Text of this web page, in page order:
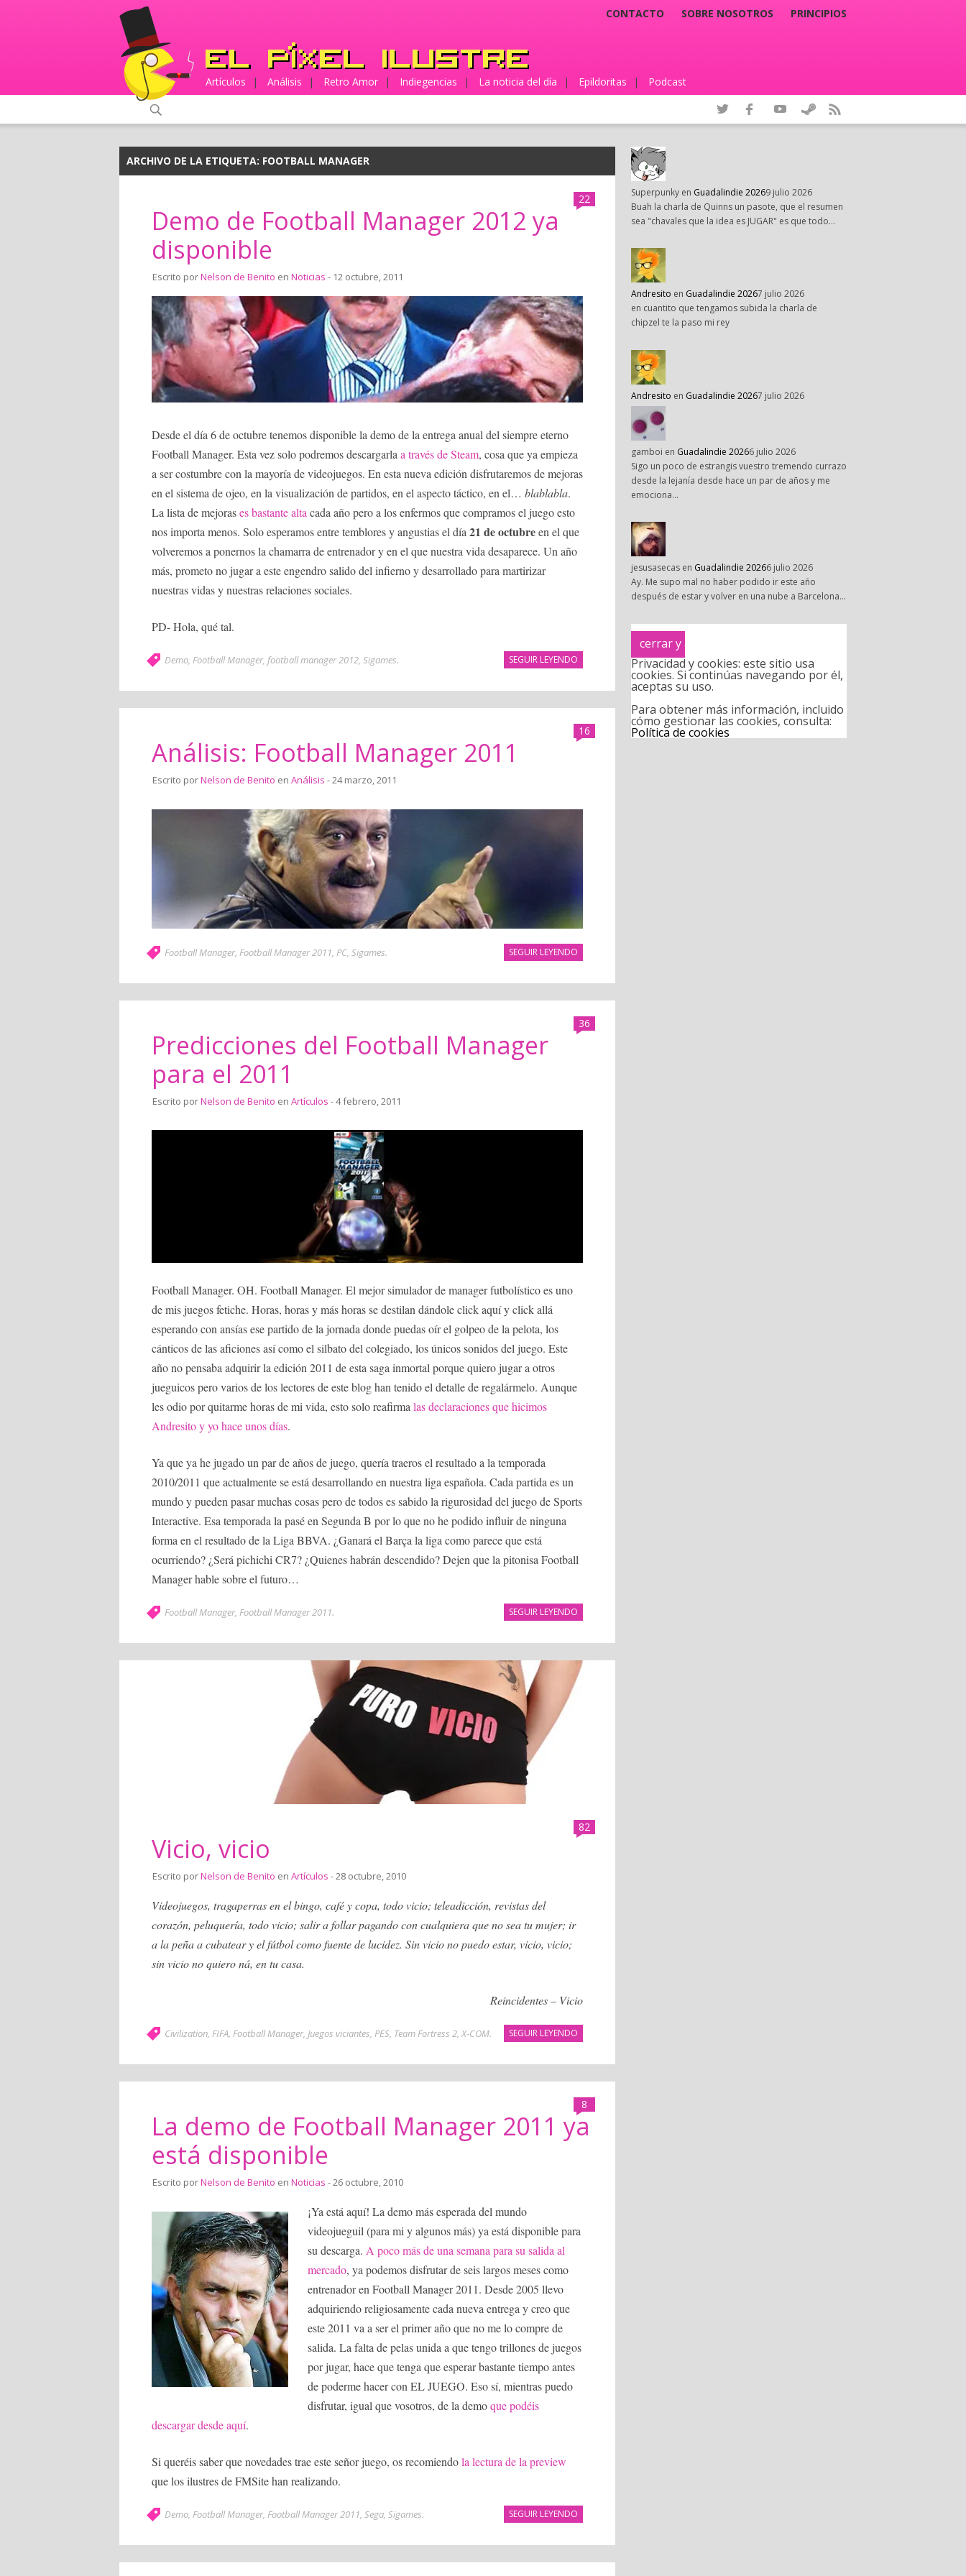
CONTACTO SOBRE NOSOTROS PRINCIPIOS
Artículos | Análisis | Retro Amor | Indiegencias | La noticia del día | Epildoritas | Podcast
ARCHIVO DE LA ETIQUETA: FOOTBALL MANAGER
22
Demo de Football Manager 2012 ya
disponible
Escrito porNelson de Benito en Noticias - 12 octubre, 2011
Desde el día 6 de octubre tenemos disponible la demo de la entrega anual del siempre eterno
Football Manager. Esta vez solo podremos descargarla a través de Steam, cosa que ya empieza
a ser costumbre con la mayoría de videojuegos. En esta nueva edición disfrutaremos de mejoras
en el sistema de ojeo, en la visualización de partidos, en el aspecto táctico, en el… blablabla.
La lista de mejorases bastante alta cada año pero a los enfermos que compramos el juego esto
nos importa menos. Solo esperamos entre temblores y angustias el día 21 de octubreen el que
volveremos a ponernos la chamarra de entrenador y en el que nuestra vida desaparece. Un año
más, prometo no jugar a este engendro salido del infierno y desarrollado para martirizar
nuestras vidas y nuestras relaciones sociales.
PD- Hola, qué tal.
SEGUIR LEYENDO
Demo, Football Manager, football manager 2012, Sigames.
16
Análisis: Football Manager 2011
Escrito porNelson de Benito en Análisis - 24 marzo, 2011
SEGUIR LEYENDO
Football Manager, Football Manager 2011, PC, Sigames.
36
Predicciones del Football Manager
para el 2011
Escrito porNelson de Benito en Artículos - 4 febrero, 2011
Football Manager. OH. Football Manager. El mejor simulador de manager futbolístico es uno
de mis juegos fetiche. Horas, horas y más horas se destilan dándole click aquí y click allá
esperando con ansías ese partido de la jornada donde puedas oír el golpeo de la pelota, los
cánticos de las aficiones así como el silbato del colegiado, los únicos sonidos del juego. Este
año no pensaba adquirir la edición 2011 de esta saga inmortal porque quiero jugar a otros
jueguicos pero varios de los lectores de este blog han tenido el detalle de regalármelo. Aunque
les odio por quitarme horas de mi vida, esto solo reafirma las declaraciones que hicimos
Andresito y yo hace unos días.
Ya que ya he jugado un par de años de juego, quería traeros el resultado a la temporada
2010/2011 que actualmente se está desarrollando en nuestra liga española. Cada partida es un
mundo y pueden pasar muchas cosas pero de todos es sabido la rigurosidad del juego de Sports
Interactive. Esa temporada la pasé en Segunda B por lo que no he podido influir de ninguna
forma en el resultado de la Liga BBVA. ¿Ganará el Barça la liga como parece que está
ocurriendo? ¿Será pichichi CR7? ¿Quienes habrán descendido? Dejen que la pitonisa Football
Manager hable sobre el futuro…
SEGUIR LEYENDO
Football Manager, Football Manager 2011.
82
Vicio, vicio
Escrito porNelson de Benito en Artículos - 28 octubre, 2010
Videojuegos, tragaperras en el bingo, café y copa, todo vicio; teleadicción, revistas del
corazón, peluquería, todo vicio; salir a follar pagando con cualquiera que no sea tu mujer; ir
a la peña a cubatear y el fútbol como fuente de lucidez. Sin vicio no puedo estar, vicio, vicio;
sin vicio no quiero ná, en tu casa.
Reincidentes – Vicio
SEGUIR LEYENDO
Civilization, FIFA, Football Manager, Juegos viciantes, PES, Team Fortress 2,X-COM.
8
La demo de Football Manager 2011 ya
está disponible
Escrito porNelson de Benito en Noticias - 26 octubre, 2010
¡Ya está aquí! La demo más esperada del mundo
videojueguil (para mi y algunos más) ya está disponible para
su descarga. A poco más de una semana para su salida al
mercado, ya podemos disfrutar de seis largos meses como
entrenador en Football Manager 2011. Desde 2005 llevo
adquiriendo religiosamente cada nueva entrega y creo que
este 2011 va a ser el primer año que no me lo compre de
salida. La falta de pelas unida a que tengo trillones de juegos
por jugar, hace que tenga que esperar bastante tiempo antes
de poderme hacer con EL JUEGO. Eso sí, mientras puedo
disfrutar, igual que vosotros, de la demoque podéis
descargar desde aquí.
Si queréis saber que novedades trae este señor juego, os recomiendola lectura de la preview
que los ilustres de FMSite han realizando.
SEGUIR LEYENDO
Demo, Football Manager, Football Manager 2011, Sega, Sigames.
Superpunky en Guadalindie 20269 julio 2026
Buah la charla de Quinns un pasote, que el resumen
sea "chavales que la idea es JUGAR" es que todo…
Andresito en Guadalindie 20267 julio 2026
en cuantito que tengamos subida la charla de
chipzel te la paso mi rey
Andresito en Guadalindie 20267 julio 2026
gamboi en Guadalindie 20266 julio 2026
Sigo un poco de estrangis vuestro tremendo currazo
desde la lejanía desde hace un par de años y me
emociona…
jesusasecas en Guadalindie 20266 julio 2026
Ay. Me supo mal no haber podido ir este año
después de estar y volver en una nube a Barcelona…
Privacidad y cookies: este sitio usa
cookies. Si continúas navegando por él,
aceptas su uso.
Para obtener más información, incluido
cómo gestionar las cookies, consulta:
Política de cookies